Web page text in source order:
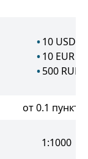
10 USD
10 EUR
500 RUB
от 0.1
1:1000